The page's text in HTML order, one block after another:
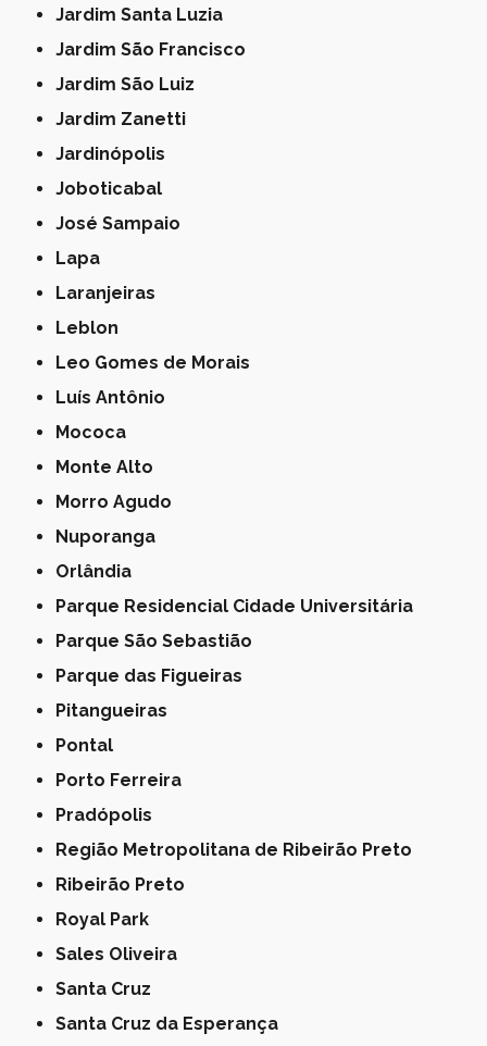
Jardim Santa Luzia
Jardim São Francisco
Jardim São Luiz
Jardim Zanetti
Jardinópolis
Joboticabal
José Sampaio
Lapa
Laranjeiras
Leblon
Leo Gomes de Morais
Luís Antônio
Mococa
Monte Alto
Morro Agudo
Nuporanga
Orlândia
Parque Residencial Cidade Universitária
Parque São Sebastião
Parque das Figueiras
Pitangueiras
Pontal
Porto Ferreira
Pradópolis
Região Metropolitana de Ribeirão Preto
Ribeirão Preto
Royal Park
Sales Oliveira
Santa Cruz
Santa Cruz da Esperança